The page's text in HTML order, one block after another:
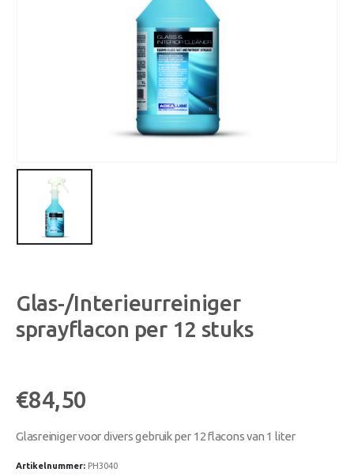
Glas-/Interieurreiniger
sprayflacon per 12 stuks
€84,50
Glasreiniger voor divers gebruik per 12 flacons van 1 liter
Artikelnummer: PH3040